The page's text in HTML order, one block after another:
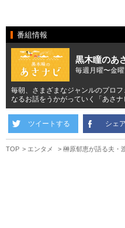
番組情報
黒木瞳のあ
毎週月曜〜金
毎朝、さまざまなジャンルのプロ
なるお話をうかがっていく「あさ
ツイートする シェ
TOP エンタメ 榊原郁恵が語る夫・